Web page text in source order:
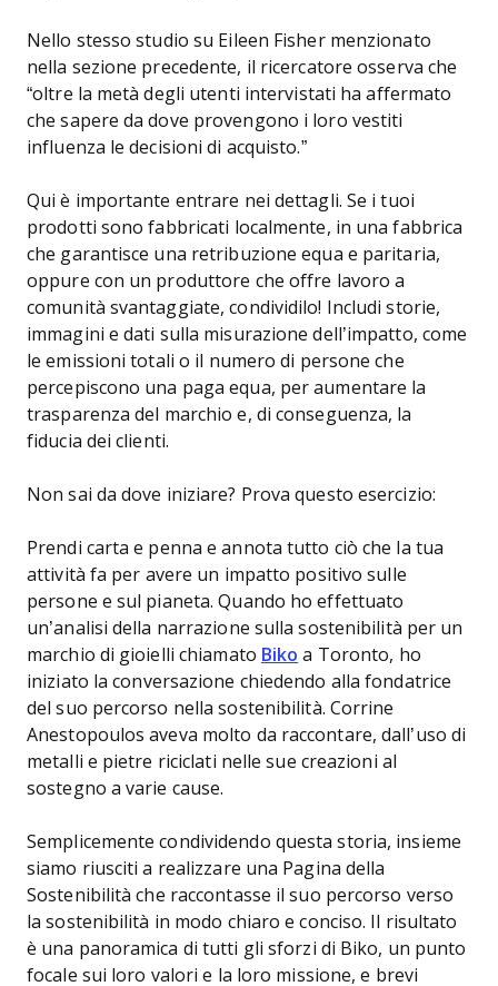
Nello stesso studio su Eileen Fisher menzionato
nella sezione precedente, il ricercatore osserva che
“oltre la metà degli utenti intervistati ha affermato
che sapere da dove provengono i loro vestiti
influenza le decisioni di acquisto.”
Qui è importante entrare nei dettagli. Se i tuoi
prodotti sono fabbricati localmente, in una fabbrica
che garantisce una retribuzione equa e paritaria,
oppure con un produttore che offre lavoro a
comunità svantaggiate, condividilo! Includi storie,
immagini e dati sulla misurazione dell’impatto, come
le emissioni totali o il numero di persone che
percepiscono una paga equa, per aumentare la
trasparenza del marchio e, di conseguenza, la
fiducia dei clienti.
Non sai da dove iniziare? Prova questo esercizio:
Prendi carta e penna e annota tutto ciò che la tua
attività fa per avere un impatto positivo sulle
persone e sul pianeta. Quando ho effettuato
un’analisi della narrazione sulla sostenibilità per un
marchio di gioielli chiamato Biko a Toronto, ho
iniziato la conversazione chiedendo alla fondatrice
del suo percorso nella sostenibilità. Corrine
Anestopoulos aveva molto da raccontare, dall’uso di
metalli e pietre riciclati nelle sue creazioni al
sostegno a varie cause.
Semplicemente condividendo questa storia, insieme
siamo riusciti a realizzare una Pagina della
Sostenibilità che raccontasse il suo percorso verso
la sostenibilità in modo chiaro e conciso. Il risultato
è una panoramica di tutti gli sforzi di Biko, un punto
focale sui loro valori e la loro missione, e brevi